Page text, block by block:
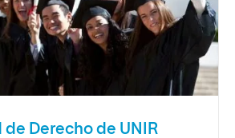
de Derecho de UNIR